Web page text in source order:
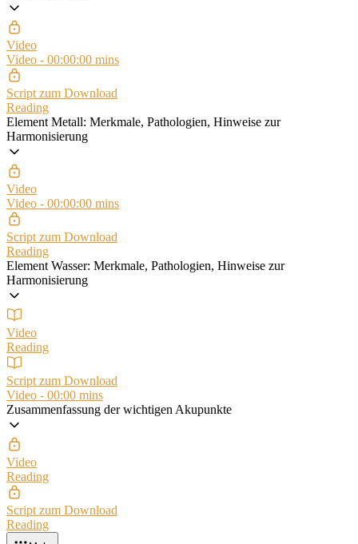
Video
Video - 00:00:00 mins
Script zum Download
Reading
Element Metall: Merkmale, Pathologien, Hinweise zur
Harmonisierung
Video
Video - 00:00:00 mins
Script zum Download
Reading
Element Wasser: Merkmale, Pathologien, Hinweise zur
Harmonisierung
Video
Reading
Script zum Download
Video - 00:00 mins
Zusammenfassung der wichtigen Akupunkte
Video
Reading
Script zum Download
Reading